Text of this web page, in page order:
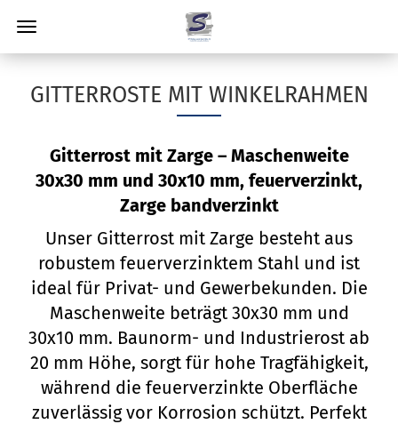
GITTERROSTE MIT WINKELRAHMEN
Gitterrost mit Zarge – Maschenweite
30x30 mm und 30x10 mm, feuerverzinkt,
Zarge bandverzinkt
Unser Gitterrost mit Zarge besteht aus
robustem feuerverzinktem Stahl und ist
ideal für Privat- und Gewerbekunden. Die
Maschenweite beträgt 30x30 mm und
30x10 mm. Baunorm- und Industrierost ab
20 mm Höhe, sorgt für hohe Tragfähigkeit,
während die feuerverzinkte Oberfläche
zuverlässig vor Korrosion schützt. Perfekt